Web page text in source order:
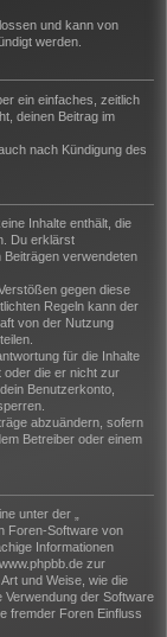
und kann von
werden.
ein einfaches, zeitlich
deinen Beitrag im
nach Kündigung des
Inhalte enthält, die
Du erklärst
verwendeten
gegen diese
Regeln kann der
von der Nutzung
für die Inhalte
oder die er nicht zur
Benutzerkonto,
abzuändern, sofern
Betreiber oder einem
unter der „
Foren-Software von
Informationen
zur
und Weise, wie die
der Software
fremder Foren Einfluss